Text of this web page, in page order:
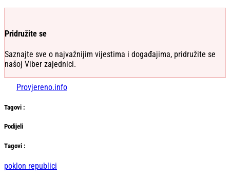
Pridružite se
Saznajte sve o najvažnijim vijestima i događajima, pridružite se
našoj Viber zajednici.
Provjereno.info
Tagovi :
Podijeli
Тagovi :
poklon republici